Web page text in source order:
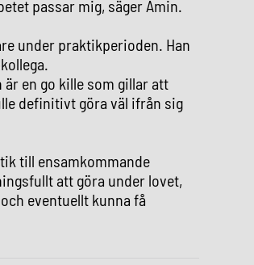
passar mig, säger Amin.
under praktikperioden. Han
en go kille som gillar att
definitivt göra väl ifrån sig
till ensamkommande
att göra under lovet,
eventuellt kunna få